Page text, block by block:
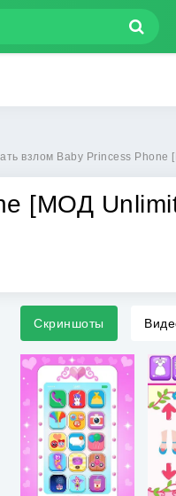
взлом Baby Princess Phone [МОД
[МОД
Скриншоты